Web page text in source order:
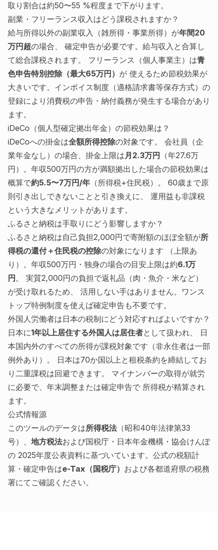
取り割合は約50〜55 %程度まで下がります。
副業・フリーランス収入はどう課税されますか？
給与所得以外の副業収入（雑所得・事業所得）が年間20
万円超の場合、 確定申告が必要です。給与収入と合算し
て総合課税されます。 フリーランス（個人事業主）は青
色申告特別控除（最大65万円） が 使えるため節税効果が
大きいです。インボイス制度（適格請求書等保存方式）の
登録により消費税の申告・納付義務が発生する場合があり
ます。
iDeCo（個人型確定拠出年金）の節税効果は？
iDeCoへの掛金は全額所得控除の対象です。 会社員（企
業年金なし）の場合、掛金上限は月2.3万円
（年27.6万
円）。年収500万円の方が満額拠出した場合の節税効果は
概算で約5.5〜7万円/年 （所得税+住民税）。 60歳まで原
則引き出しできないことと引き換えに、 運用益も非課税
という大きなメリットがあります。
ふるさと納税は手取りにどう影響しますか？
ふるさと納税は自己負担2,000円で寄附額のほぼ全額が所
得税の還付＋住民税の控除の対象になります （上限あ
り）。年収500万円・独身の場合の目安上限は約6.1万
円 。 実質2,000円の負担で返礼品（肉・魚介・米など）
が受け取れるため、 活用しない手はありません。ワンス
トップ特例制度を使えば確定申告も不要です。
外国人労働者は日本の税制にどう対応すればよいですか？
日本に1年以上居住する外国人は居住者として扱われ、 日
本国内外のすべての所得が課税対象です（非永住者は一部
例外あり）。 日本は70か国以上と租税条約を締結してお
り二重課税は回避できます。 マイナンバーの取得が就労
に必要で、年末調整または確定申告で 所得税が精算され
ます。
公式情報源
このツールのデータは所得税法（昭和40年法律第33
号）、 地方税法および国税庁・日本年金機構・協会けんぽ
の 2025年度公表資料に基づいています。公式の税額計
算・確定申告はe-Tax（国税庁） および各都道府県の税務
署にてご確認ください。